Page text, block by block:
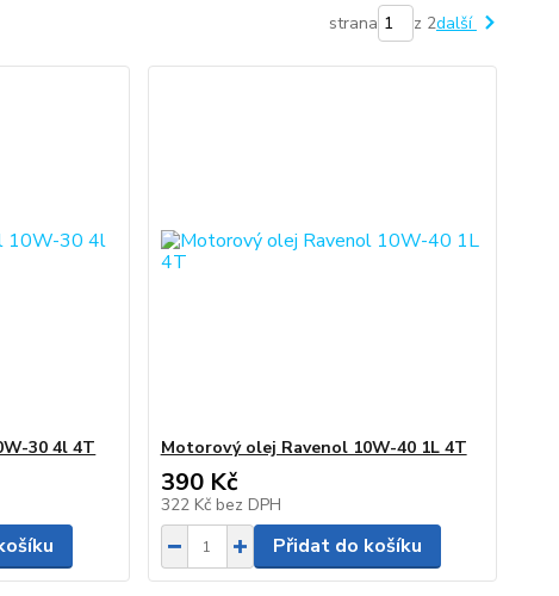
strana z 2další
30 4l 4T Motorový olej Ravenol 10W-40 1L 4T
390 Kč
322 Kč bez DPH
Přidat do košíku